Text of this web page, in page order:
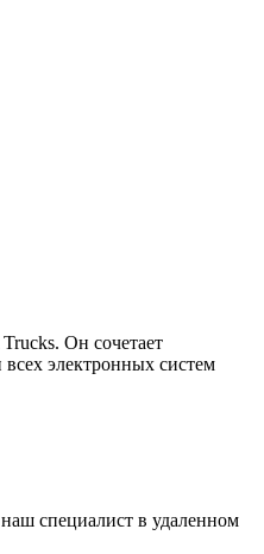
Он сочетает
электронных систем
специалист в удаленном